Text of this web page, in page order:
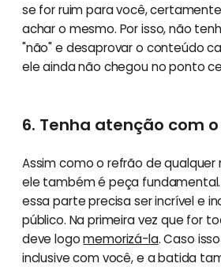
se for ruim para você,
achar o mesmo. Por isso, não
"não" e desaprovar o conteúdo
ele ainda não chegou no ponto
6. Tenha atenção com
Assim como o refrão de qualquer
ele também é peça fundamental.
essa parte precisa ser incrível e
público. Na primeira vez que for
deve logomemorizá-la. Caso
inclusive com você, e a batida